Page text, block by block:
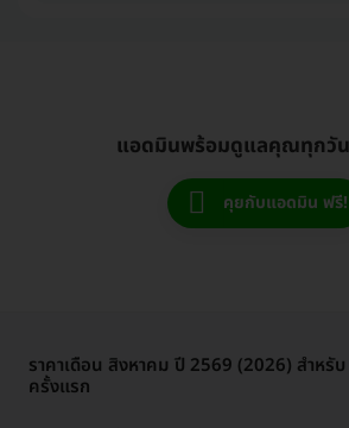
แอดมินพร้อมดูแลคุณทุกวัน
คุยกับแอดมิน ฟรี!
ราคาเดือน สิงหาคม ปี 2569 (2026) สำหรั
ครั้งแรก